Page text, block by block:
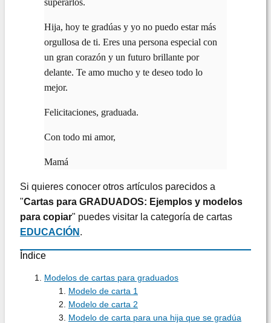
Hija, hoy te gradúas y yo no puedo estar más
orgullosa de ti. Eres una persona especial con
un gran corazón y un futuro brillante por
delante. Te amo mucho y te deseo todo lo
mejor.
Felicitaciones, graduada.
Con todo mi amor,
Mamá
Si quieres conocer otros artículos parecidos a
"Cartas para GRADUADOS: Ejemplos y modelos
para copiar" puedes visitar la categoría de cartas
EDUCACIÓN .
Índice
Modelos de cartas para graduados
Modelo de carta 1
Modelo de carta 2
Modelo de carta para una hija que se gradúa